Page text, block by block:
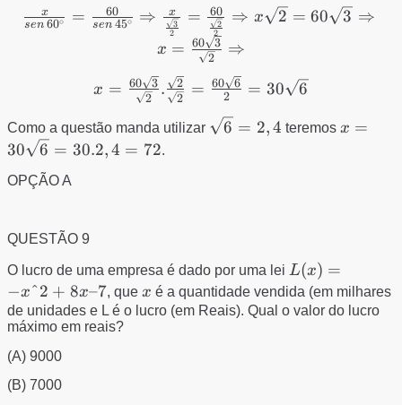
\frac{x}{sen\,
60^{\circ}}=\frac{60}
45^{\circ}}\Rightarrow
\frac{x}
{\frac{\sqrt{3}}
{2}}=\frac{60}
{\frac{\sqrt{2}}{2}}
\Rightarrow
x=\frac{60\sqrt{3}}
{\sqrt{2}}\Rightarrow
sen 60∘
x = sen 45∘
60 ⇒
2
3
x =
2
2
60 ⇒ x 2 = 60 3 ⇒
x = 2
60 3 ⇒
x=\frac{60\sqrt{3}}
{\sqrt{2}}.\frac{\sqrt{2}}
{\sqrt{2}}=\frac{60\sqrt{6}}
{2}=30\sqrt{6}
x = 2
60 3 . 2
2 = 2
60 6 = 30 6
Como a questão manda utilizar \sqrt{6}
6 = 2,4 teremos x =
30
6 = 30.2,4 = 72.
OPÇÃO A
QUESTÃO 9
O lucro de uma empresa é dado por uma lei L(x)
= -
xˆ{2}
L(x) =
−xˆ2 + 8x–7, que x
x é a quantidade vendida (em milhares
de unidades e L é o lucro (em Reais). Qual o valor do lucro
máximo em reais?
(A) 9000
(B) 7000